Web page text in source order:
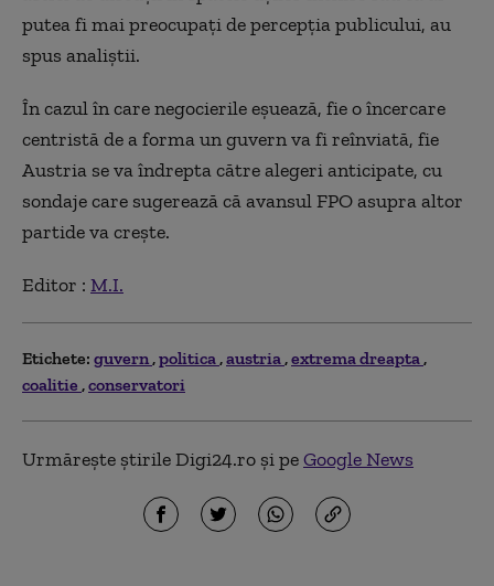
putea fi mai preocupați de percepția publicului, au
spus analiștii.
În cazul în care negocierile eșuează, fie o încercare
centristă de a forma un guvern va fi reînviată, fie
Austria se va îndrepta către alegeri anticipate, cu
sondaje care sugerează că avansul FPO asupra altor
partide va crește.
Editor : M.I.
Etichete: guvern politica austria extrema dreapta
coalitie conservatori
Urmărește știrile Digi24.ro și peGoogle News